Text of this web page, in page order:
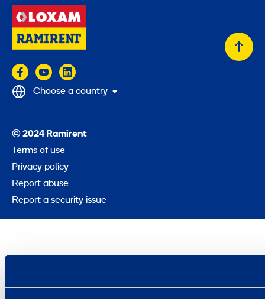
Back
© 2024 Ramirent
Terms of use
Privacy policy
Report abuse
Report a security issue
Choose a country